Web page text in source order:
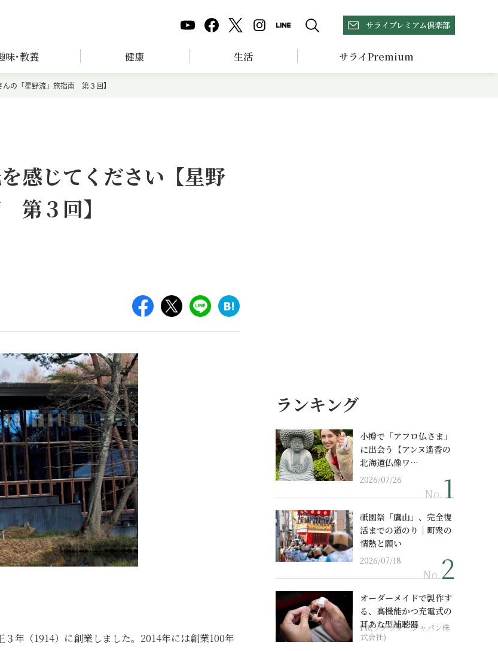
サライプレミアム倶楽部
味･教養 健康 生活 サライPremium
の「星野流」旅指南 第３回】
感じてください【星野
第３回】
年（1914）に創業しました。2014年には創業100年
ランキング
小樽で「アフロ仏さま」
に出会う【アンヌ遙香の
北海道仏像ワ…
2026/07/26
No.
祇園祭「鷹山」、完全復
活までの道のり｜町衆の
情熱と願い
2026/07/18
No.
オーダーメイドで製作す
る、高機能かつ充電式の
耳あな型補聴器
PR(ソノヴァ・ジャパン株
式会社)